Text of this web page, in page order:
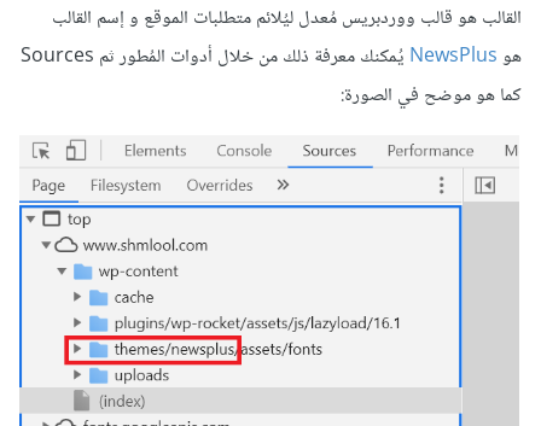
القالب هو قالب ووردبريس مُعدل ليُلائم متطلبات الموقع و إسم القالب
هوNewsPlus
يُمكنك معرفة ذلك من خلال أدوات المُطور ثم Sources
كما هو موضح في الصورة: